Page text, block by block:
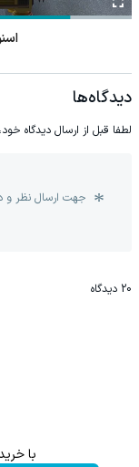
دیدگاه‌ها
لطفا قبل از ارسال دیدگاه
جهت ارسال نظر و
20 دیدگاه
با خرید اول